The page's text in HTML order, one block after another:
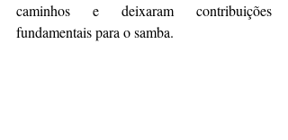
caminhos e deixaram contribuições
fundamentais para o samba.